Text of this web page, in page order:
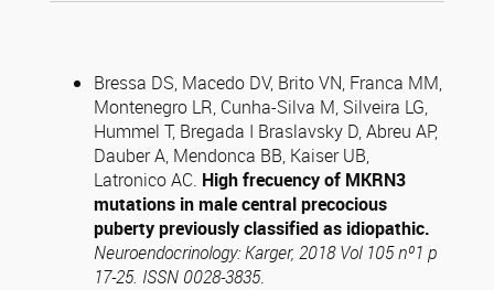
Bressa DS, Macedo DV, Brito VN, Franca MM,
Montenegro LR, Cunha-Silva M, Silveira LG,
Hummel T, Bregada I Braslavsky D, Abreu AP,
Dauber A, Mendonca BB, Kaiser UB,
Latronico AC. High frecuency of MKRN3
mutations in male central precocious
puberty previously classified as idiopathic.
Neuroendocrinology: Karger, 2018 Vol 105 nº1 p
17-25. ISSN 0028-3835.